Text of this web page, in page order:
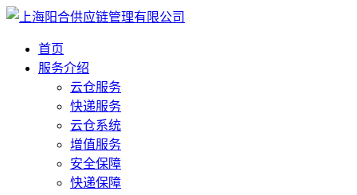
首页
服务介绍
云仓服务
快递服务
云仓系统
增值服务
安全保障
快递保障